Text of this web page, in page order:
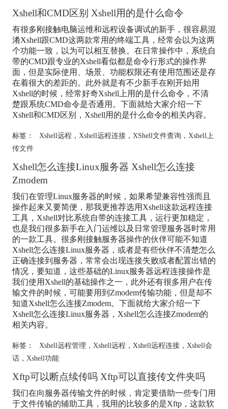
Xshell和CMD区别 Xshell用的是什么命令
有很多刚接触电脑运维和远程设备调试的新手，很容易混
淆Xshell跟CMD这两款常用的终端工具，经常会以为这两
个功能一致，以为可以相互替换。在日常操作中，系统自
带的CMD跟专业的Xshell看似都是命令行形式的操作界
面，但是实际使用、场景、功能权限还有使用范围还是存
在着很大的差距的。此外就是有不少新手在刚开始用
Xshell的时候，经常好奇Xshell上用的是什么命令，不清
楚跟系统CMD命令是否通用。下面就给大家介绍一下
Xshell和CMD区别，Xshell用的是什么命令的相关内容。
标签： Xshell远程 ， Xshell远程连接， XShell文件查询 ， Xshell上
传文件
Xshell怎么连接Linux服务器 Xshell怎么连接
Zmodem
我们在管理Linux服务器的时候，如果希望兼容性强而且
操作起来又要简便，那我更推荐选用Xshell这款远程连接
工具，Xshell对比系统自带的连接工具，运行更加稳定，
也是我们很多新手在入门运维以及日常管理服务器时常用
的一款工具。很多刚接触服务器操作的伙伴可能不知道
Xshell怎么连接Linux服务器，或者是有些伙伴不清楚怎么
正确连接到服务器，常常会出现连接失败或者配置出错的
情况，要知道，这些基础的Linux服务器远程连接操作是
我们使用Xshell的基础操作之一，此外还有很多用户在传
输文件的时候，可能要用到Zmodem传输功能，但是却不
知道Xshell怎么连接Zmodem。下面就给大家介绍一下
Xshell怎么连接Linux服务器，Xshell怎么连接Zmodem的
相关内容。
标签： Xshell远程管理 ， Xshell远程 ， Xshell远程连接， Xshell会
话， Xshell功能
Xftp可以断点续传吗 Xftp可以直接传文件夹吗
我们在向服务器传输文件的时候，肯定要借助一些专门用
于文件传输的辅助工具，我用的比较多的是Xftp，这款软